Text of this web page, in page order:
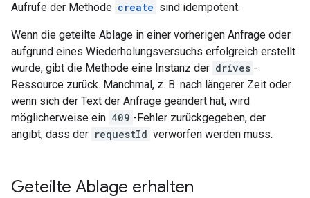
Aufrufe der Methode create sind idempotent.
Wenn die geteilte Ablage in einer vorherigen Anfrage oder
aufgrund eines Wiederholungsversuchs erfolgreich erstellt
wurde, gibt die Methode eine Instanz der drives -
Ressource zurück. Manchmal, z. B. nach längerer Zeit oder
wenn sich der Text der Anfrage geändert hat, wird
möglicherweise ein 409 -Fehler zurückgegeben, der
angibt, dass der requestId verworfen werden muss.
Geteilte Ablage erhalten